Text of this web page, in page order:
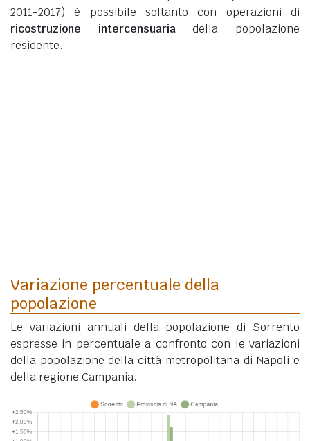
2011-2017) è possibile soltanto con operazioni di
ricostruzione intercensuariadella popolazione
residente.
Variazione percentuale della
popolazione
Le variazioni annuali della popolazione di Sorrento
espresse in percentuale a confronto con le variazioni
della popolazione della città metropolitana di Napoli e
della regione Campania.